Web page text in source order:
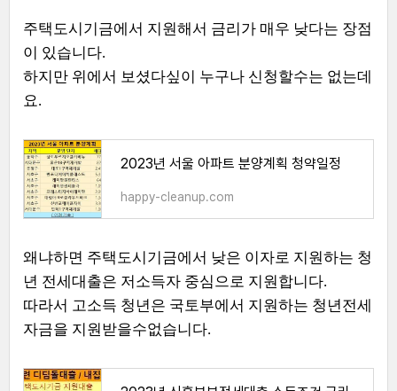
주택도시기금에서 지원해서 금리가 매우 낮다는 장점
이 있습니다.
하지만 위에서 보셨다싶이 누구나 신청할수는 없는데
요.
2023년 서울 아파트 분양계획 청약일정
happy-cleanup.com
왜냐하면 주택도시기금에서 낮은 이자로 지원하는 청
년 전세대출은 저소득자 중심으로 지원합니다.
따라서 고소득 청년은 국토부에서 지원하는 청년전세
자금을 지원받을수없습니다.